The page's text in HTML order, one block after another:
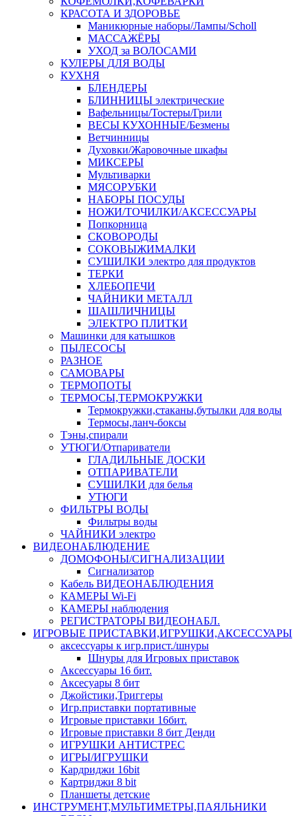
КРАСОТА И ЗДОРОВЬЕ
Маникюрные наборы/Лампы/Scholl
МАССАЖЁРЫ
УХОД за ВОЛОСАМИ
КУЛЕРЫ ДЛЯ ВОДЫ
КУХНЯ
БЛЕНДЕРЫ
БЛИННИЦЫ электрические
Вафельницы/Тостеры/Грили
ВЕСЫ КУХОННЫЕ/Безмены
Ветчинницы
Духовки/Жаровочные шкафы
МИКСЕРЫ
Мультиварки
МЯСОРУБКИ
НАБОРЫ ПОСУДЫ
НОЖИ/ТОЧИЛКИ/АКСЕССУАРЫ
Попкорница
СКОВОРОДЫ
СОКОВЫЖИМАЛКИ
СУШИЛКИ электро для продуктов
ТЕРКИ
ХЛЕБОПЕЧИ
ЧАЙНИКИ МЕТАЛЛ
ШАШЛИЧНИЦЫ
ЭЛЕКТРО ПЛИТКИ
Машинки для катышков
ПЫЛЕСОСЫ
РАЗНОЕ
САМОВАРЫ
ТЕРМОПОТЫ
ТЕРМОСЫ,ТЕРМОКРУЖКИ
Термокружки,стаканы,бутылки для воды
Термосы,ланч-боксы
Тэны,спирали
УТЮГИ/Отпариватели
ГЛАДИЛЬНЫЕ ДОСКИ
ОТПАРИВАТЕЛИ
СУШИЛКИ для белья
УТЮГИ
ФИЛЬТРЫ ВОДЫ
Фильтры воды
ЧАЙНИКИ электро
ВИДЕОНАБЛЮДЕНИЕ
ДОМОФОНЫ/СИГНАЛИЗАЦИИ
Сигнализатор
Кабель ВИДЕОНАБЛЮДЕНИЯ
КАМЕРЫ Wi-Fi
КАМЕРЫ наблюдения
РЕГИСТРАТОРЫ ВИДЕОНАБЛ.
ИГРОВЫЕ ПРИСТАВКИ,ИГРУШКИ,АКСЕССУАРЫ
аксесcуары к игр.прист./шнуры
Шнуры для Игровых приставок
Аксессуары 16 бит.
Аксесуары 8 бит
Джойстики,Триггеры
Игр.приставки портативные
Игровые приставки 16бит.
Игровые приставки 8 бит Денди
ИГРУШКИ АНТИСТРЕС
ИГРЫ/ИГРУШКИ
Кардриджи 16bit
Картриджи 8 bit
Планшеты детские
ИНСТРУМЕНТ,МУЛЬТИМЕТРЫ,ПАЯЛЬНИКИ